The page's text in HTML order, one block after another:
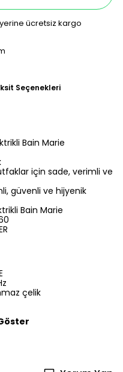
ücretsiz kargo
Seçenekleri
Bain Marie
için sade, verimli ve
güvenli ve hijyenik
Bain Marie
çelik